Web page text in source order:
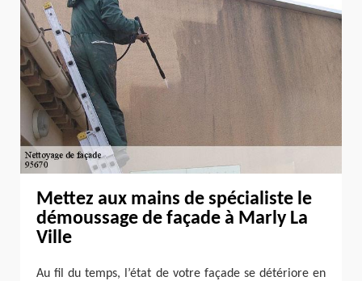
Mettez aux mains de spécialiste le
démoussage de façade à Marly La
Ville
Au fil du temps, l’état de votre façade se détériore en